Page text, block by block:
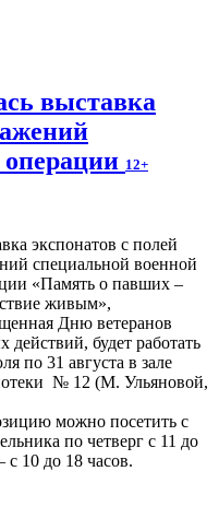
выставка
12+
экспонатов с полей
специальной военной
«Память о павших –
живым»,
Дню ветеранов
действий, будет работать
по 31 августа в зале
№ 12 (М. Ульяновой,
можно посетить с
по четверг с 11 до
с 10 до 18 часов.